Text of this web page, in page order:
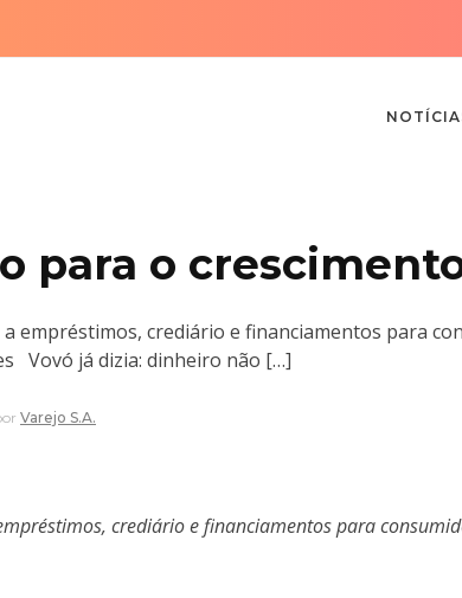
para o
empréstimos, crediário e financiamentos para
Vovó já dizia: dinheiro não […]
Varejo S.A.
crediário e financiamentos para